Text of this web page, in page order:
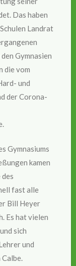
Das haben
Landrat
Gymnasien
die vom
und
der Corona-
Gymnasiums
kamen
fast alle
Bill Heyer
Es hat vielen
sich
und